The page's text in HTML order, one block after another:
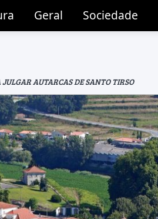
Geral Sociedade
AUTARCAS DE SANTO TIRSO